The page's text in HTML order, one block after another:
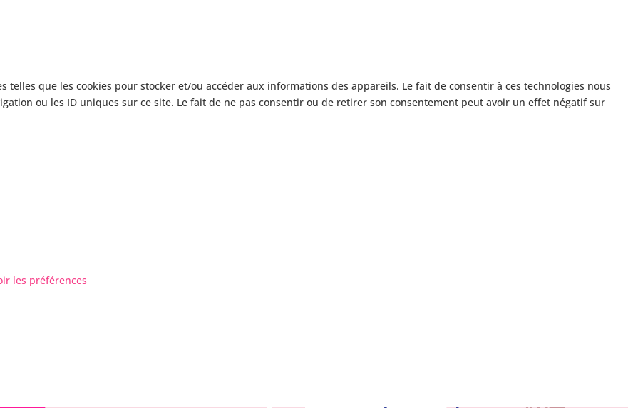
que les cookies pour stocker et/ou accéder aux informations des appareils. Le fait de consentir à ces technologies nous
ou les ID uniques sur ce site. Le fait de ne pas consentir ou de retirer son consentement peut avoir un effet négatif sur
les préférences